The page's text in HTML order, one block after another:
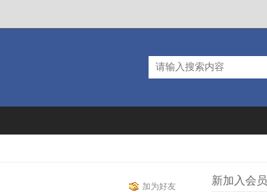
新加入会员
加为好友